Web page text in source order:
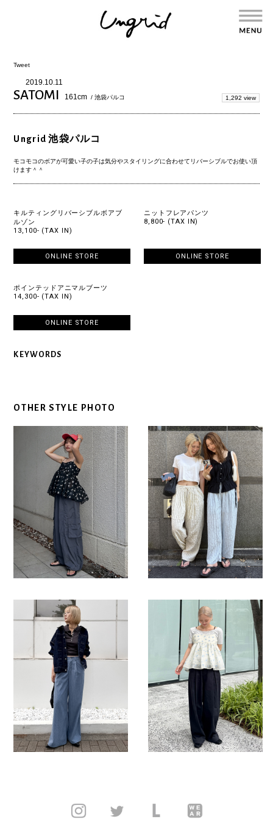
Tweet
2019.10.11
SATOMI 161cm / 池袋パルコ 1,292 view
Ungrid 池袋パルコ
モコモコのボアが可愛い子の子は気分やスタイリングに合わせてリバーシブルでお使い頂
けます＾＾
キルティングリバーシブルボアブ
ルゾン
13,100- (TAX IN)
ONLINE STORE
ニットフレアパンツ
8,800- (TAX IN)
ONLINE STORE
ポインテッドアニマルブーツ
14,300- (TAX IN)
ONLINE STORE
KEYWORDS
OTHER STYLE PHOTO